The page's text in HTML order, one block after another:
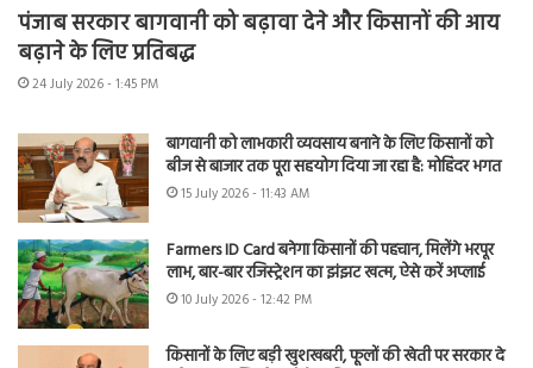
पंजाब सरकार बागवानी को बढ़ावा देने और किसानों की आय
बढ़ाने के लिए प्रतिबद्ध
24 July 2026 - 1:45 PM
बागवानी को लाभकारी व्यवसाय बनाने के लिए किसानों को
बीज से बाजार तक पूरा सहयोग दिया जा रहा है: मोहिंदर भगत
15 July 2026 - 11:43 AM
Farmers ID Card बनेगा किसानों की पहचान, मिलेंगे भरपूर
लाभ, बार-बार रजिस्ट्रेशन का झंझट खत्म, ऐसे करें अप्लाई
10 July 2026 - 12:42 PM
किसानों के लिए बड़ी खुशखबरी, फूलों की खेती पर सरकार दे